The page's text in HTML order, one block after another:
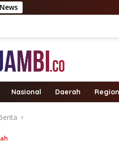
Membangun
Nasional Daerah